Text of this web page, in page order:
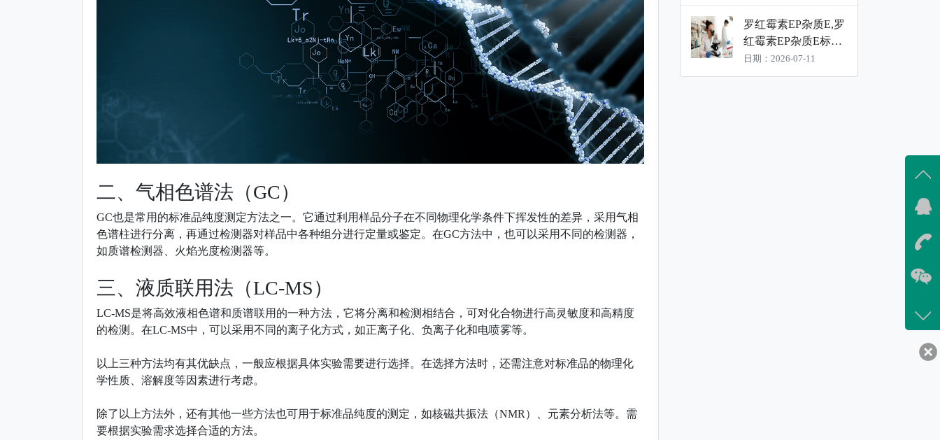
二、气相色谱法（GC）
GC也是常用的标准品纯度测定方法之一。它通过利用样品分子在不同物理化学条件下挥发性的差异，采用气相
色谱柱进行分离，再通过检测器对样品中各种组分进行定量或鉴定。在GC方法中，也可以采用不同的检测器，
如质谱检测器、火焰光度检测器等。
三、液质联用法（LC-MS）
LC-MS是将高效液相色谱和质谱联用的一种方法，它将分离和检测相结合，可对化合物进行高灵敏度和高精度
的检测。在LC-MS中，可以采用不同的离子化方式，如正离子化、负离子化和电喷雾等。
以上三种方法均有其优缺点，一般应根据具体实验需要进行选择。在选择方法时，还需注意对标准品的物理化
学性质、溶解度等因素进行考虑。
除了以上方法外，还有其他一些方法也可用于标准品纯度的测定，如核磁共振法（NMR）、元素分析法等。需
要根据实验需求选择合适的方法。
头孢杂质E1/E2(分离
杂质）对照品
罗红霉素EP杂质E,罗
红霉素EP杂质E标准
品,罗红霉素EP杂质E
对照品
日期：2026-07-11